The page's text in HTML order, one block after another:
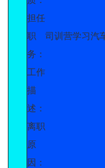
担任
职
务：
司训营学习汽
工作
描
述：
离职
原
因：